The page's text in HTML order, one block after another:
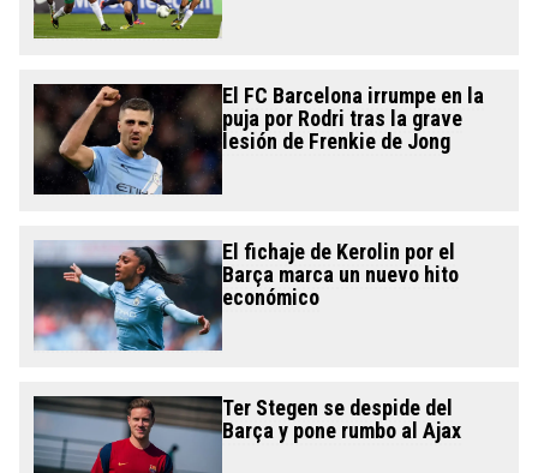
El FC Barcelona irrumpe en la
puja por Rodri tras la grave
lesión de Frenkie de Jong
El fichaje de Kerolin por el
Barça marca un nuevo hito
económico
Ter Stegen se despide del
Barça y pone rumbo al Ajax